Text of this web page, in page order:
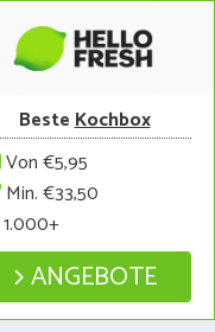
BesteKochbox
Von €5,95
Min. €33,50
1.000+
ANGEBOTE